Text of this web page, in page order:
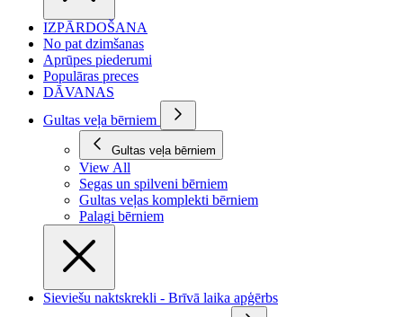
IZPĀRDOŠANA
No pat dzimšanas
Aprūpes piederumi
Populāras preces
DĀVANAS
Gultas veļa bērniem
Gultas veļa bērniem
View All
Segas un spilveni bērniem
Gultas veļas komplekti bērniem
Palagi bērniem
Sieviešu naktskrekli - Brīvā laika apģērbs